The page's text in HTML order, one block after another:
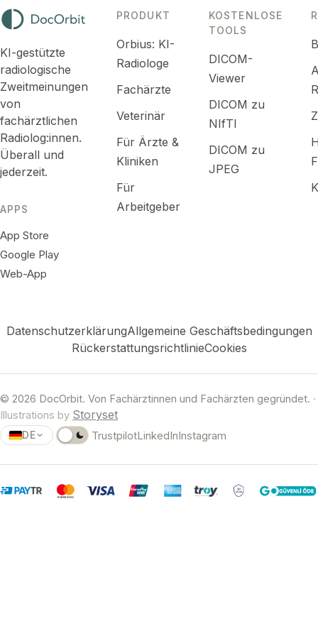
KI-gestützte
radiologische
Zweitmeinungen
von
fachärztlichen
Radiolog:innen.
Überall und
jederzeit.
APPS
App Store
Google Play
Web-App
PRODUKT
Orbius: KI-
Radiologe
Fachärzte
Veterinär
Für Ärzte &
Kliniken
Für
Arbeitgeber
KOSTENLOSE
TOOLS
DICOM-
Viewer
DICOM zu
NIfTI
DICOM zu
JPEG
DatenschutzerklärungAllgemeine Geschäftsbedingungen
RückerstattungsrichtlinieCookies
© 2026 DocOrbit. Von Fachärztinnen und Fachärzten gegründet. ·
Illustrations by Storyset
DE TrustpilotLinkedInInstagram